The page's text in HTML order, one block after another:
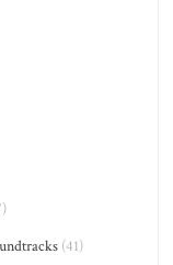
(41)